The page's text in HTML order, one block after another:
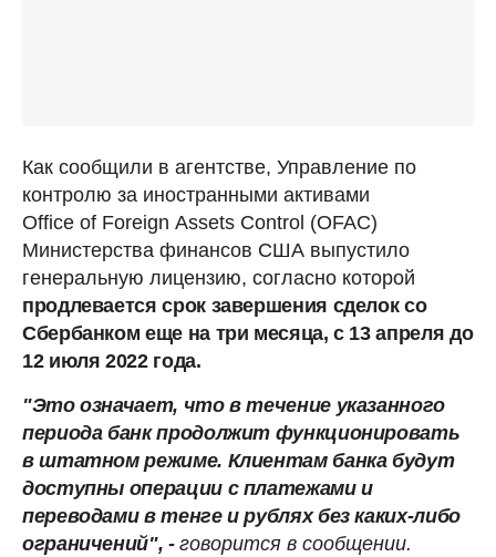
Как сообщили в агентстве, Управление по
контролю за иностранными активами
Office of Foreign Assets Control (OFAC)
Министерства финансов США выпустило
генеральную лицензию, согласно которой
продлевается срок завершения сделок со
Сбербанком еще на три месяца, с 13 апреля до
12 июля 2022 года.
"Это означает, что в течение указанного
периода банк продолжит функционировать
в штатном режиме. Клиентам банка будут
доступны операции с платежами и
переводами в тенге и рублях без каких-либо
ограничений", -говорится в сообщении.